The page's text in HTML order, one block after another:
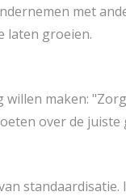
met
laten groeien.
maken:
over de
standaardisatie.